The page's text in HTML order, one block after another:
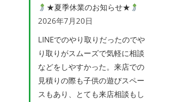
★夏季休業のお知らせ★
2026年7月20日
LINEでのやり取りだったのでや
り取りがスムーズで気軽に相談
などをしやすかった。来店での
見積りの際も子供の遊びスペー
スもあり、とても来店相談もし